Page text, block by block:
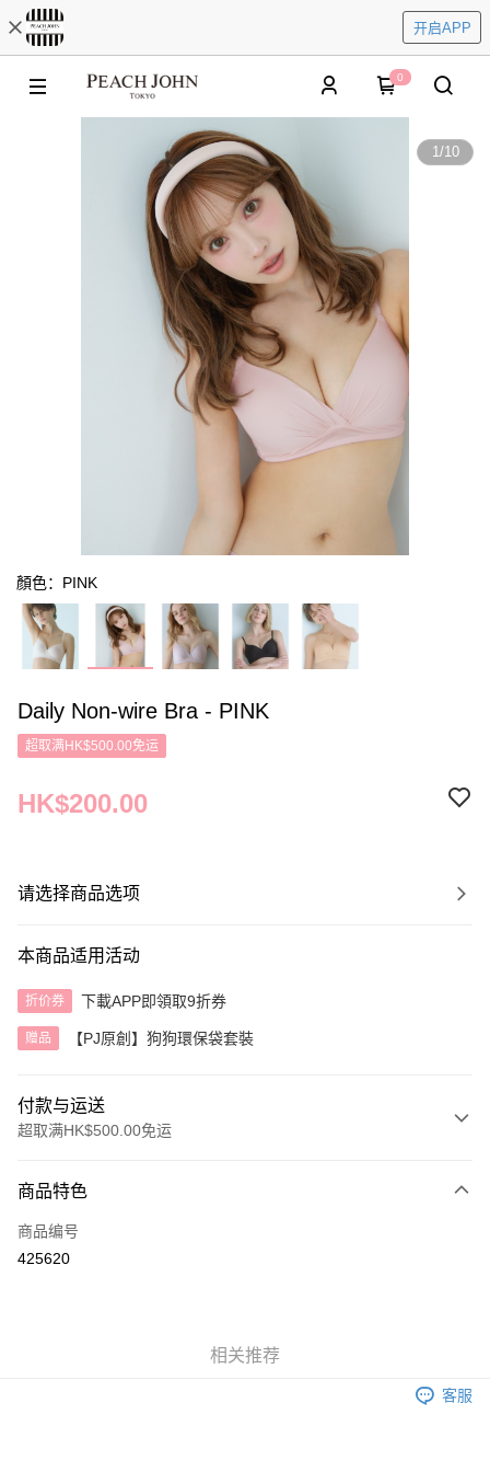
开启APP
0
1/10
顏色：PINK
Daily Non-wire Bra - PINK
超取满HK$500.00免运
HK$200.00
请选择商品选项
本商品适用活动
折价券 下載APP即領取9折券
赠品 【PJ原創】狗狗環保袋套裝
付款与运送
超取满HK$500.00免运
信用卡
AlipayHK
每笔HK$40.00，满HK$500.00(含以上)免运费
商品特色
商品编号
425620
相关推荐
客服